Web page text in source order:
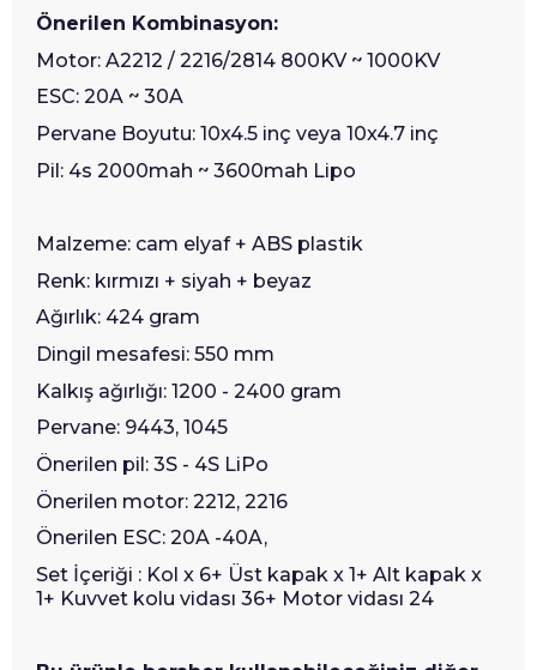
Önerilen Kombinasyon:
Motor: A2212 / 2216/2814 800KV ~ 1000KV
ESC: 20A ~ 30A
Pervane Boyutu: 10x4.5 inç veya 10x4.7 inç
Pil: 4s 2000mah ~ 3600mah Lipo
Malzeme: cam elyaf + ABS plastik
Renk: kırmızı + siyah + beyaz
Ağırlık: 424 gram
Dingil mesafesi: 550 mm
Kalkış ağırlığı: 1200 - 2400 gram
Pervane: 9443, 1045
Önerilen pil: 3S - 4S LiPo
Önerilen motor: 2212, 2216
Önerilen ESC: 20A -40A,
Set İçeriği : Kol x 6+ Üst kapak x 1+ Alt kapak x
1+ Kuvvet kolu vidası 36+ Motor vidası 24